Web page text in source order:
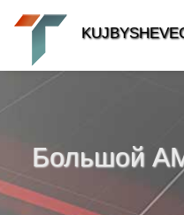
Большой